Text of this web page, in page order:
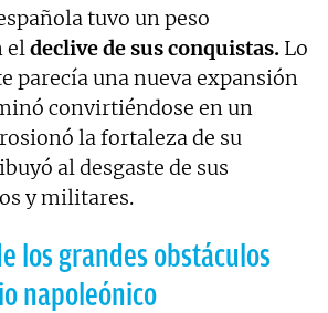
tuvo un peso
eldeclive de sus conquistas. Lo
parecía una nueva expansión
convirtiéndose en un
la fortaleza de su
al desgaste de sus
y militares.
los grandes obstáculos
napoleónico